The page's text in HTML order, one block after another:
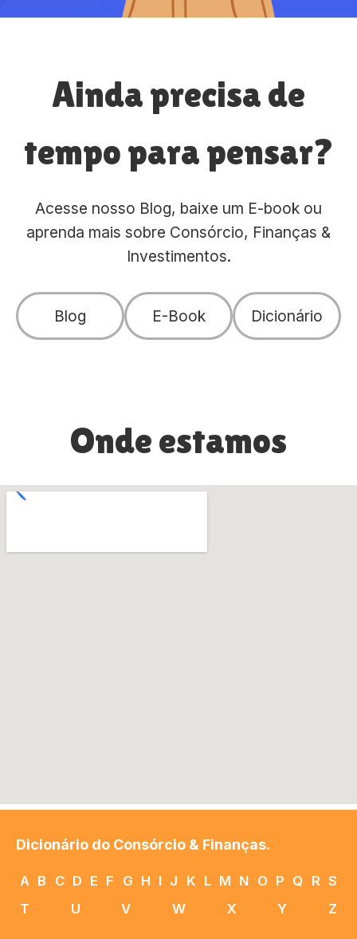
Ainda precisa de
tempo para pensar?
Acesse nosso Blog, baixe um E-book ou
aprenda mais sobre Consórcio, Finanças &
Investimentos.
Blog E-Book Dicionário
Onde estamos
Dicionário do Consórcio & Finanças.
A B C D E F G H I J K L M N O P Q R S
T
U V W X Y Z